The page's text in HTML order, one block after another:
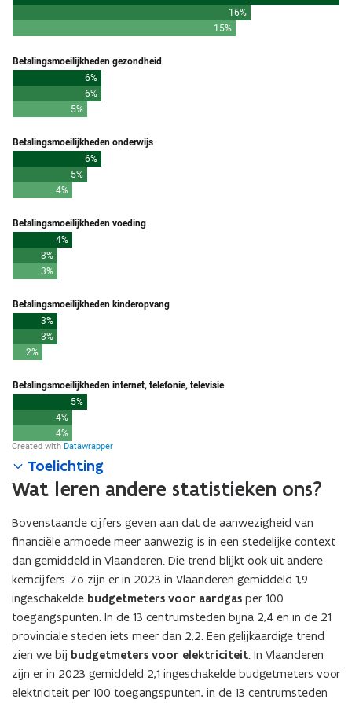
Toelichting
Wat leren andere statistieken ons?
Bovenstaande cijfers geven aan dat de aanwezigheid van
financiële armoede meer aanwezig is in een stedelijke context
dan gemiddeld in Vlaanderen. Die trend blijkt ook uit andere
kerncijfers. Zo zijn er in 2023 in Vlaanderen gemiddeld 1,9
ingeschakelde budgetmeters voor aardgas per 100
toegangspunten. In de 13 centrumsteden bijna 2,4 en in de 21
provinciale steden iets meer dan 2,2. Een gelijkaardige trend
zien we bij budgetmeters voor elektriciteit. In Vlaanderen
zijn er in 2023 gemiddeld 2,1 ingeschakelde budgetmeters voor
elektriciteit per 100 toegangspunten, in de 13 centrumsteden